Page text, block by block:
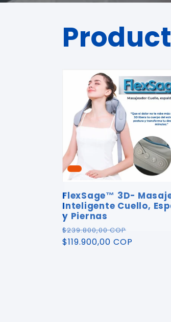
FlexSage™ 3D-
Inteligente Cuello,
y Piernas
Precio
habitual
$239.800,00 COP
de
$119.900,00 COP